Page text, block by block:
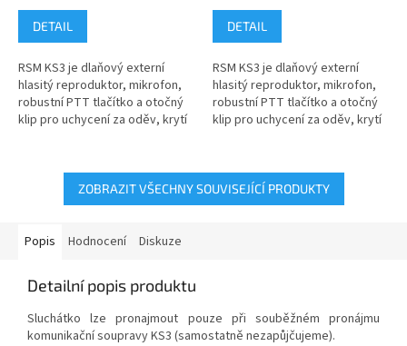
DETAIL
RSM KS3 je dlaňový externí
hlasitý reproduktor, mikrofon,
robustní PTT tlačítko a otočný
klip pro uchycení za oděv, krytí
DETAIL
RSM KS3 je dlaňový externí
hlasitý reproduktor, mikrofon,
robustní PTT tlačítko a otočný
klip pro uchycení za oděv, krytí
ZOBRAZIT VŠECHNY SOUVISEJÍCÍ PRODUKTY
Popis Hodnocení Diskuze
Detailní popis produktu
Sluchátko lze pronajmout pouze při souběžném pronájmu
komunikační soupravy KS3 (samostatně nezapůjčujeme).